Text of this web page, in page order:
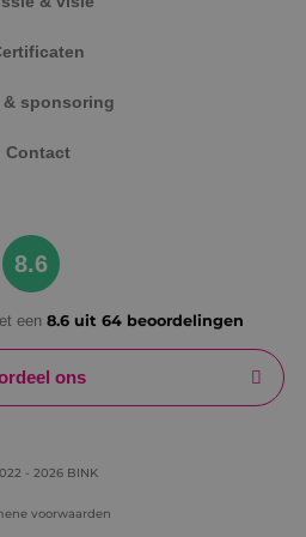
& sponsoring
Contact
8.6
een 8.6 uit 64 beoordelingen
ons
- 2026 BINK
voorwaardenYouTube
Privacy Policy